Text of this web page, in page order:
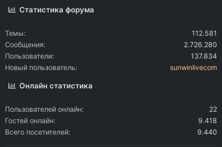
Статистика форума
Темы
112.581
Сообщения
2.726.280
Пользователи
137.834
Новый пользователь
sunwinlivecom
Онлайн статистика
Пользователей онлайн
22
Гостей онлайн
9.418
Всего посетителей
9.440